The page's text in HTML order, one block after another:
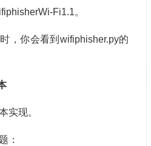
Fi1.1。
，你会看到wifiphisher.py的
实现。
：